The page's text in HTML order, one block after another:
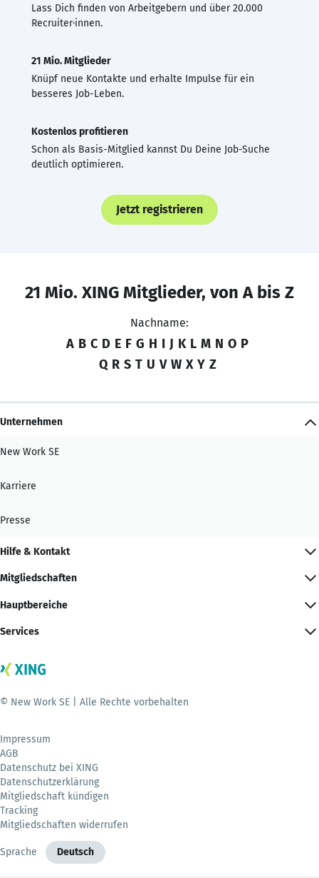
Lass Dich finden von Arbeitgebern und über 20.000
Recruiter·innen.
21 Mio. Mitglieder
Knüpf neue Kontakte und erhalte Impulse für ein
besseres Job-Leben.
Kostenlos profitieren
Schon als Basis-Mitglied kannst Du Deine Job-Suche
deutlich optimieren.
Jetzt registrieren
21 Mio. XING Mitglieder, von A bis Z
Nachname:
A B C D E F G H I J K L M N O P
Q R S T U V W X Y Z
Unternehmen
New Work SE
Karriere
Presse
Hilfe & Kontakt
Mitgliedschaften
Hauptbereiche
Services
© New Work SE | Alle Rechte vorbehalten
Impressum
AGB
Datenschutz bei XING
Datenschutzerklärung
Mitgliedschaft kündigen
Tracking
Mitgliedschaften widerrufen
Sprache Deutsch